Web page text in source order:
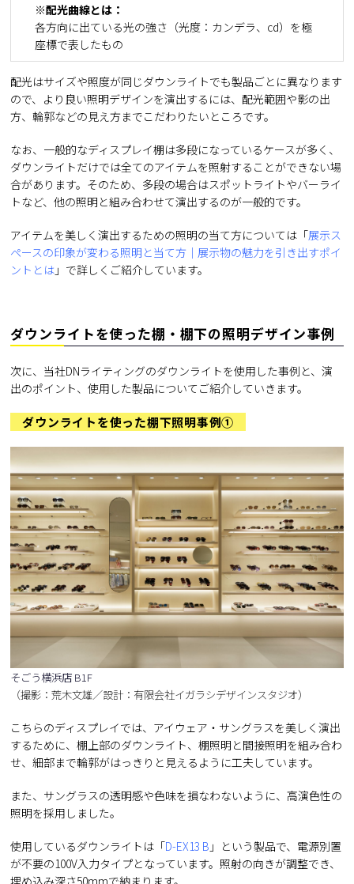
※配光曲線とは：
各方向に出ている光の強さ（光度：カンデラ、cd）を極
座標で表したもの
配光はサイズや照度が同じダウンライトでも製品ごとに異なります
ので、より良い照明デザインを演出するには、配光範囲や影の出
方、輪郭などの見え方までこだわりたいところです。
なお、一般的なディスプレイ棚は多段になっているケースが多く、
ダウンライトだけでは全てのアイテムを照射することができない場
合があります。そのため、多段の場合はスポットライトやバーライ
トなど、他の照明と組み合わせて演出するのが一般的です。
アイテムを美しく演出するための照明の当て方については「展示ス
ペースの印象が変わる照明と当て方｜展示物の魅力を引き出すポイ
ントとは 」で詳しくご紹介しています。
ダウンライトを使った棚・棚下の照明デザイン事例
次に、当社DNライティングのダウンライトを使用した事例と、演
出のポイント、使用した製品についてご紹介していきます。
ダウンライトを使った棚下照明事例①
そごう横浜店 B1F
（撮影：荒木文雄／設計：有限会社イガラシデザインスタジオ）
こちらのディスプレイでは、アイウェア・サングラスを美しく演出
するために、棚上部のダウンライト、棚照明と間接照明を組み合わ
せ、細部まで輪郭がはっきりと見えるように工夫しています。
また、サングラスの透明感や色味を損なわないように、高演色性の
照明を採用しました。
使用しているダウンライトは「D-EX13 B 」という製品で、電源別置
が不要の100V入力タイプとなっています。照射の向きが調整でき、